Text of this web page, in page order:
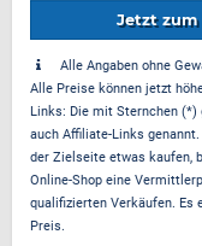
Jetzt zum
Alle Angaben ohne
Alle Preise können jetzt
Links: Die mit Sternchen (*)
auch Affiliate-Links
der Zielseite etwas kaufen,
Online-Shop eine
qualifizierten Verkäufen. Es
Preis.